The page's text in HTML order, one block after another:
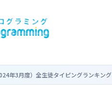
年3月度）全生徒タイピングランキング